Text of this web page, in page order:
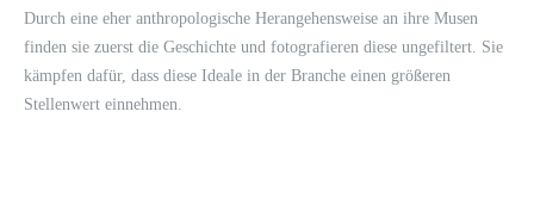
Durch eine eher anthropologische Herangehensweise an ihre Musen
finden sie zuerst die Geschichte und fotografieren diese ungefiltert. Sie
kämpfen dafür, dass diese Ideale in der Branche einen größeren
Stellenwert einnehmen.